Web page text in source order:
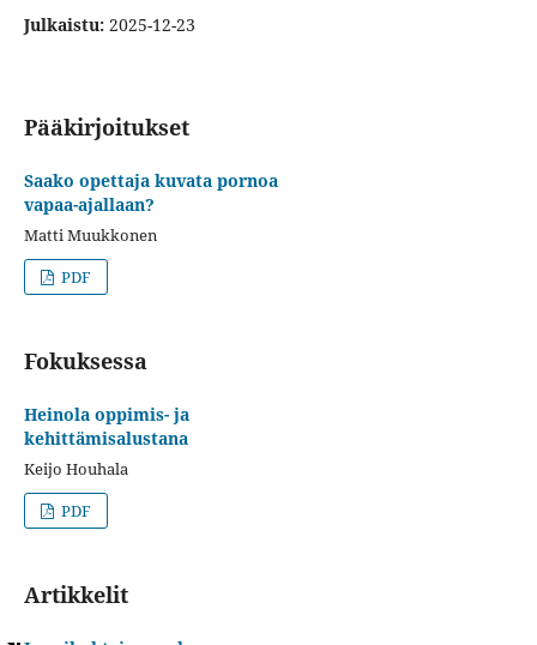
Julkaistu: 2025-12-23
Pääkirjoitukset
Saako opettaja kuvata pornoa
vapaa-ajallaan?
Matti Muukkonen
PDF
Fokuksessa
Heinola oppimis- ja
kehittämisalustana
Keijo Houhala
PDF
Artikkelit